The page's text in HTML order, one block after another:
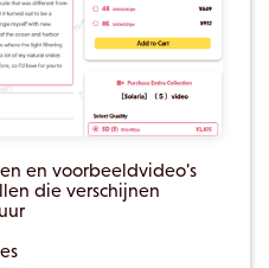
en voorbeeldvideo's
die verschijnen